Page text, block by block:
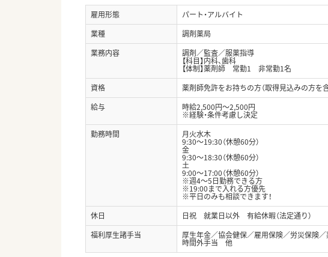
雇用形態
パート・アルバイト
業種
調剤薬局
業務内容
調剤／監査／服薬指導
【科目】内科、歯科
【体制】薬剤師 常勤1 非常勤1名
資格
薬剤師免許をお持ちの方（取得見込みの方を含
給与
時給2,500円～2,500円
※経験・条件考慮し決定
勤務時間
月火水木
9:30～19:30（休憩60分）
金
9:30～18:30（休憩60分）
土
9:00～17:00（休憩60分）
※週4～5日勤務できる方
※19:00まで入れる方優先
※平日のみも相談できます！
休日
日祝 就業日以外 有給休暇（法定通り）
福利厚生諸手当
厚生年金／協会健保／雇用保険／労災保険
時間外手当 他